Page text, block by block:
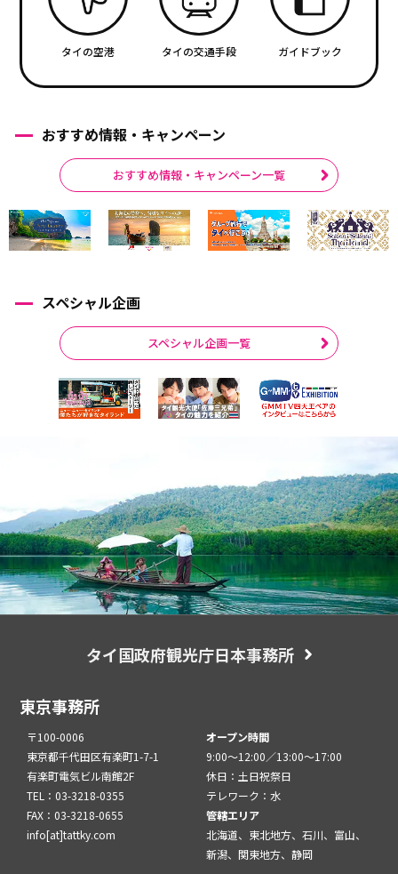
タイの空港 タイの交通手段 ガイドブック
おすすめ情報・キャンペーン
おすすめ情報・キャンペーン一覧
スペシャル企画
スペシャル企画一覧
タイ国政府観光庁日本事務所
東京事務所
〒100-0006
東京都千代田区有楽町1-7-1
有楽町電気ビル南館2F
TEL：03-3218-0355
FAX：03-3218-0655
info[at]tattky.com
オープン時間
9:00～12:00／13:00～17:00
休日：土日祝祭日
テレワーク：水
管轄エリア
北海道、東北地方、石川、富山、
新潟、関東地方、静岡